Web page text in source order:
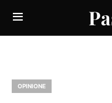
OPINIONE